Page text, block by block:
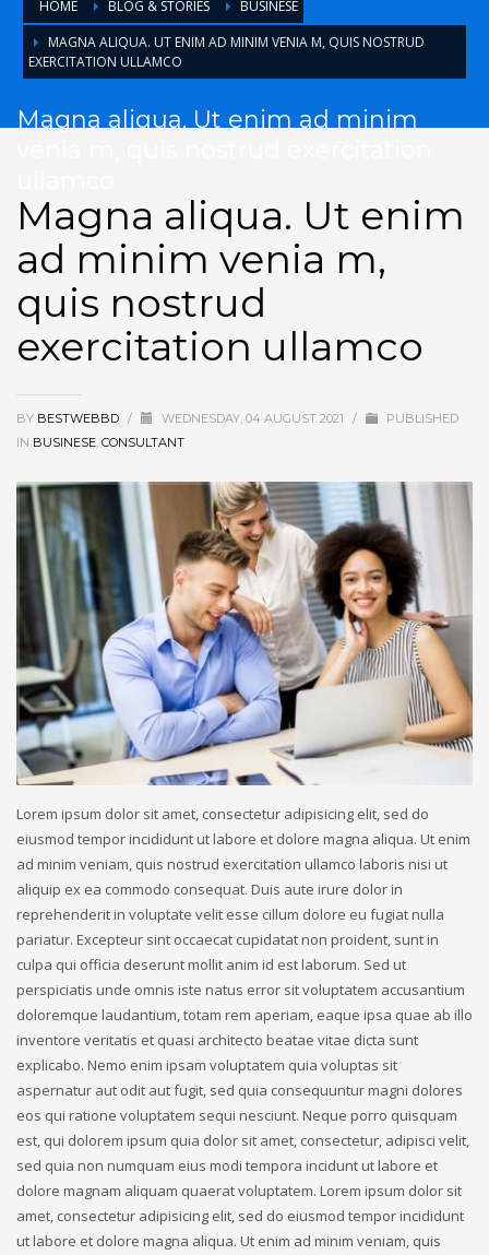
HOME BLOG & STORIES
BUSINESE
MAGNA ALIQUA. UT ENIM AD MINIM VENIA M, QUIS NOSTRUD
EXERCITATION ULLAMCO
Magna aliqua. Ut enim ad minim
Magna aliqua. Ut enim
ad minim venia m,
quis nostrud
exercitation ullamco
BY BESTWEBBD / WEDNESDAY, 04 AUGUST 2021 /
PUBLISHED
IN BUSINESE CONSULTANT
Lorem ipsum dolor sit amet, consectetur adipisicing elit, sed do
eiusmod tempor incididunt ut labore et dolore magna aliqua. Ut enim
ad minim veniam, quis nostrud exercitation ullamco laboris nisi ut
aliquip ex ea commodo consequat. Duis aute irure dolor in
reprehenderit in voluptate velit esse cillum dolore eu fugiat nulla
pariatur. Excepteur sint occaecat cupidatat non proident, sunt in
culpa qui officia deserunt mollit anim id est laborum. Sed ut
perspiciatis unde omnis iste natus error sit voluptatem accusantium
doloremque laudantium, totam rem aperiam, eaque ipsa quae ab illo
inventore veritatis et quasi architecto beatae vitae dicta sunt
explicabo. Nemo enim ipsam voluptatem quia voluptas sit
aspernatur aut odit aut fugit, sed quia consequuntur magni dolores
eos qui ratione voluptatem sequi nesciunt. Neque porro quisquam
est, qui dolorem ipsum quia dolor sit amet, consectetur, adipisci velit,
sed quia non numquam eius modi tempora incidunt ut labore et
dolore magnam aliquam quaerat voluptatem. Lorem ipsum dolor sit
amet, consectetur adipisicing elit, sed do eiusmod tempor incididunt
ut labore et dolore magna aliqua. Ut enim ad minim veniam, quis